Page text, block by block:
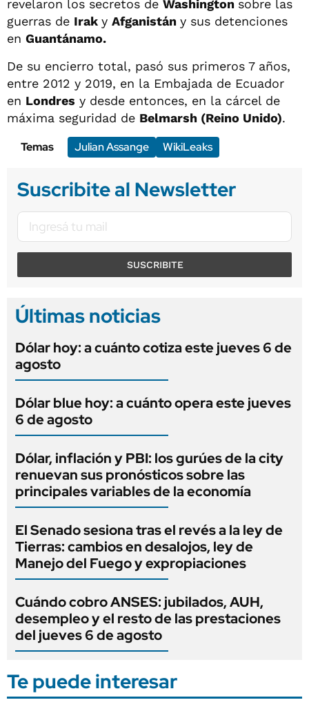
revelaron los secretos de Washington sobre las
guerras de Irak y Afganistán y sus detenciones
en Guantánamo.
De su encierro total, pasó sus primeros 7 años,
entre 2012 y 2019, en la Embajada de Ecuador
en Londres y desde entonces, en la cárcel de
máxima seguridad de Belmarsh (Reino Unido).
Temas
Julian Assange WikiLeaks
Suscribite al Newsletter
SUSCRIBITE
Últimas noticias
Dólar hoy: a cuánto cotiza este jueves 6 de
agosto
Dólar blue hoy: a cuánto opera este jueves
6 de agosto
Dólar, inflación y PBI: los gurúes de la city
renuevan sus pronósticos sobre las
principales variables de la economía
El Senado sesiona tras el revés a la ley de
Tierras: cambios en desalojos, ley de
Manejo del Fuego y expropiaciones
Cuándo cobro ANSES: jubilados, AUH,
desempleo y el resto de las prestaciones
del jueves 6 de agosto
Te puede interesar